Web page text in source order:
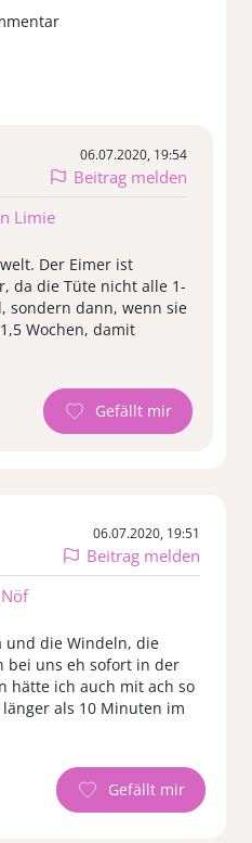
06.07.2020, 19:54
Beitrag melden
Limie
Der Eimer ist
da die Tüte nicht alle 1-
sondern dann, wenn sie
Wochen, damit
06.07.2020, 19:51
Beitrag melden
und die Windeln, die
bei uns eh sofort in der
hätte ich auch mit ach so
als 10 Minuten im